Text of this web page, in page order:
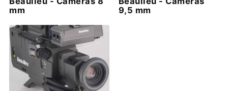
mm
9,5 mm